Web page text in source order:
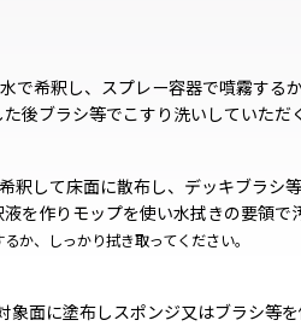
希釈し、スプレー容器で噴霧する
後ブラシ等でこすり洗いしていただ
して床面に散布し、デッキブラシ
を作りモップを使い水拭きの要領で
か、しっかり拭き取ってください。
面に塗布しスポンジ又はブラシ等を